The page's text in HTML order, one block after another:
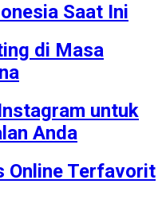
Saat Ini
di Masa
untuk
Anda
Online Terfavorit